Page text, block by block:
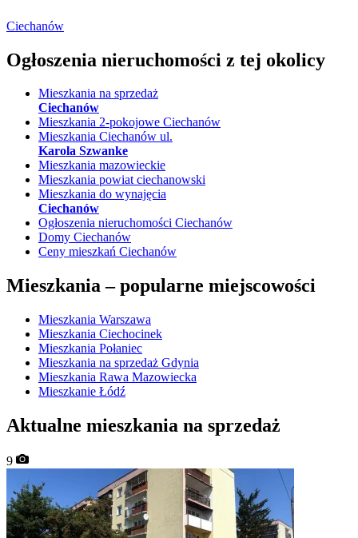
Ciechanów
Ogłoszenia nieruchomości z tej okolicy
Mieszkania na sprzedaż
Ciechanów
Mieszkania 2-pokojowe Ciechanów
Mieszkania Ciechanów ul.
Karola Szwanke
Mieszkania mazowieckie
Mieszkania powiat ciechanowski
Mieszkania do wynajęcia
Ciechanów
Ogłoszenia nieruchomości Ciechanów
Domy Ciechanów
Ceny mieszkań Ciechanów
Mieszkania –popularne miejscowości
Mieszkania Warszawa
Mieszkania Ciechocinek
Mieszkania Połaniec
Mieszkania na sprzedaż Gdynia
Mieszkania Rawa Mazowiecka
Mieszkanie Łódź
Aktualne mieszkania na sprzedaż
9